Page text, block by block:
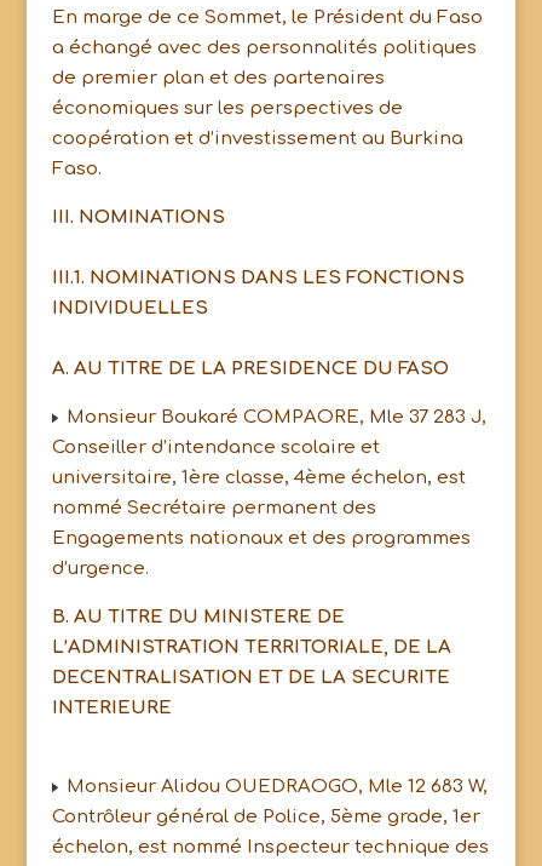
En marge de ce Sommet, le Président du Faso
a échangé avec des personnalités politiques
de premier plan et des partenaires
économiques sur les perspectives de
coopération et d’investissement au Burkina
Faso.
III. NOMINATIONS
III.1. NOMINATIONS DANS LES FONCTIONS
INDIVIDUELLES
A. AU TITRE DE LA PRESIDENCE DU FASO
Monsieur Boukaré COMPAORE, Mle 37 283 J,
Conseiller d’intendance scolaire et
universitaire, 1ère classe, 4ème échelon, est
nommé Secrétaire permanent des
Engagements nationaux et des programmes
d’urgence.
B. AU TITRE DU MINISTERE DE
L’ADMINISTRATION TERRITORIALE, DE LA
DECENTRALISATION ET DE LA SECURITE
INTERIEURE
Monsieur Alidou OUEDRAOGO, Mle 12 683 W,
Contrôleur général de Police, 5ème grade, 1er
échelon, est nommé Inspecteur technique des